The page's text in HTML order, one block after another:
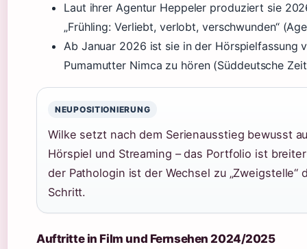
Laut ihrer Agentur Heppeler produziert sie
„Frühling: Verliebt, verlobt, verschwunden“
Ab Januar 2026 ist sie in der Hörspielfassung
Pumamutter Nimca zu hören (Süddeutsche
NEUPOSITIONIERUNG
Wilke setzt nach dem Serienausstieg bewusst
Hörspiel und Streaming – das Portfolio ist
der Pathologin ist der Wechsel zu „Zweigstelle“
Schritt.
Auftritte in Film und Fernsehen 2024/2025